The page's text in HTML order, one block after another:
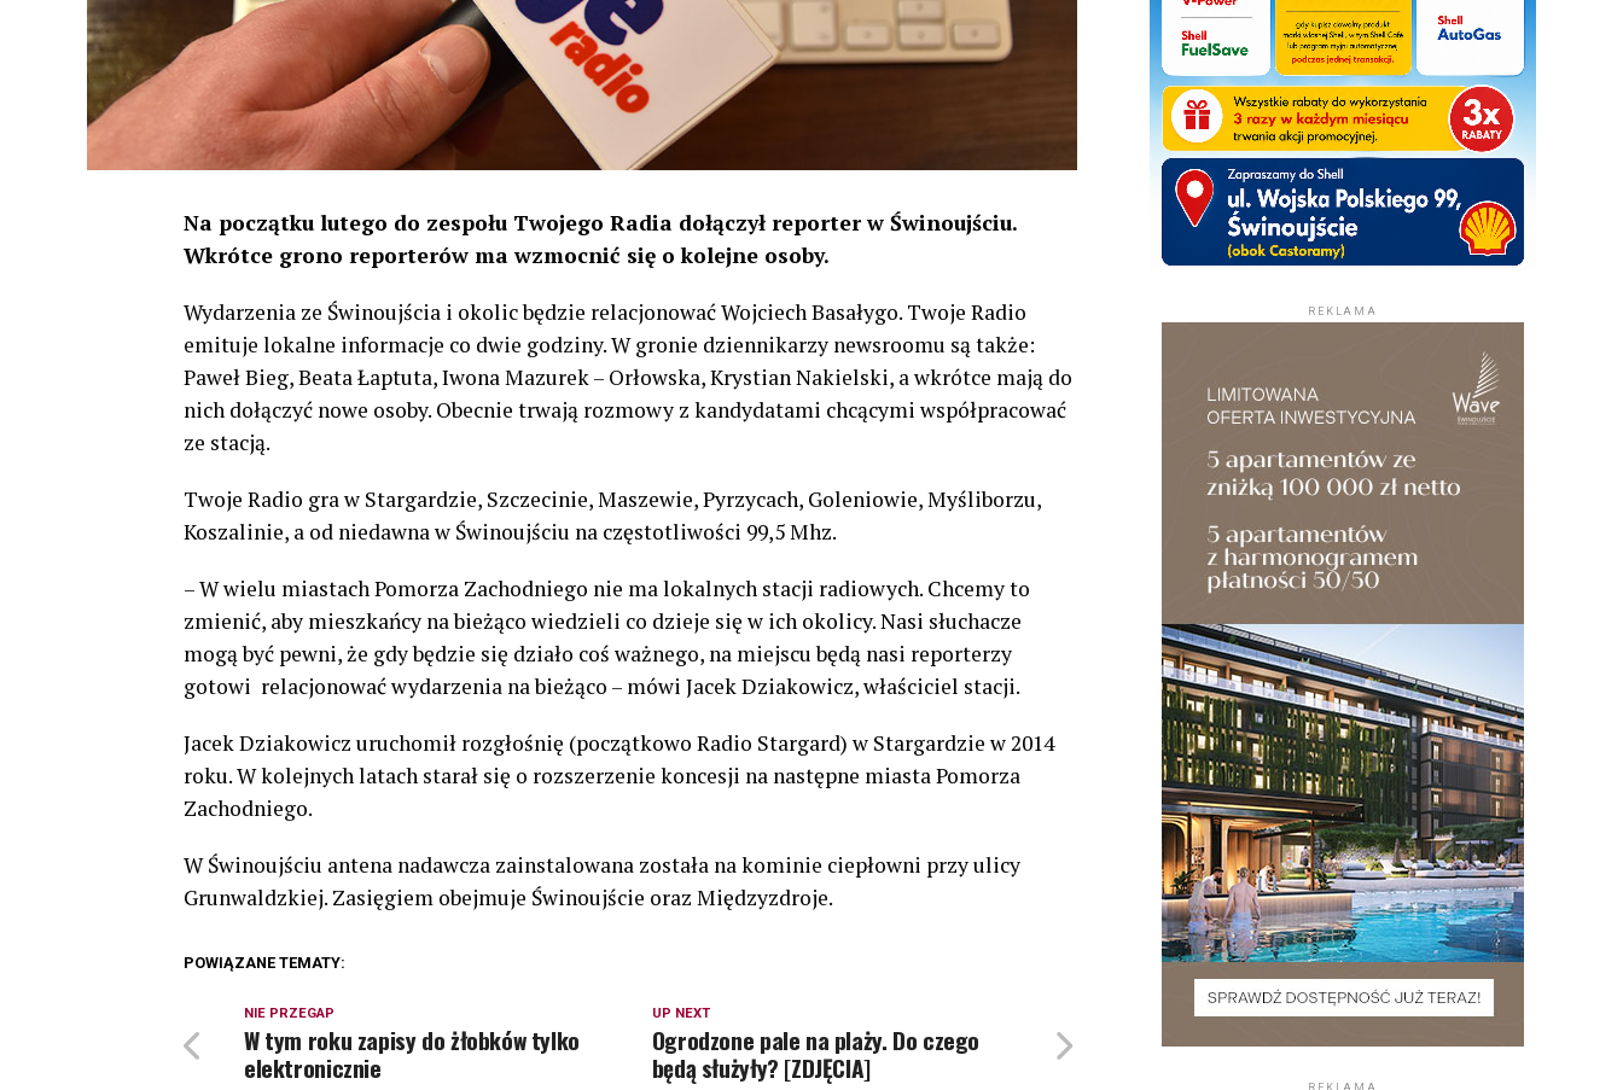
Na początku lutego do zespołu Twojego Radia dołączył reporter w Świnoujściu.
Wkrótce grono reporterów ma wzmocnić się o kolejne osoby.
Wydarzenia ze Świnoujścia i okolic będzie relacjonować Wojciech Basałygo. Twoje Radio
emituje lokalne informacje co dwie godziny. W gronie dziennikarzy newsroomu są także:
Paweł Bieg, Beata Łaptuta, Iwona Mazurek – Orłowska, Krystian Nakielski, a wkrótce mają do
nich dołączyć nowe osoby. Obecnie trwają rozmowy z kandydatami chcącymi współpracować
ze stacją.
Twoje Radio gra w Stargardzie, Szczecinie, Maszewie, Pyrzycach, Goleniowie, Myśliborzu,
Koszalinie, a od niedawna w Świnoujściu na częstotliwości 99,5 Mhz.
– W wielu miastach Pomorza Zachodniego nie ma lokalnych stacji radiowych. Chcemy to
zmienić, aby mieszkańcy na bieżąco wiedzieli co dzieje się w ich okolicy. Nasi słuchacze
mogą być pewni, że gdy będzie się działo coś ważnego, na miejscu będą nasi reporterzy
gotowi relacjonować wydarzenia na bieżąco – mówi Jacek Dziakowicz, właściciel stacji.
Jacek Dziakowicz uruchomił rozgłośnię (początkowo Radio Stargard) w Stargardzie w 2014
roku. W kolejnych latach starał się o rozszerzenie koncesji na następne miasta Pomorza
Zachodniego.
W Świnoujściu antena nadawcza zainstalowana została na kominie ciepłowni przy ulicy
Grunwaldzkiej. Zasięgiem obejmuje Świnoujście oraz Międzyzdroje.
POWIĄZANE TEMATY:
UP NEXT
Ogrodzone pale na plaży. Do czego
będą służyły? [ZDJĘCIA]
NIE PRZEGAP
W tym roku zapisy do żłobków tylko
elektronicznie
REKLAMA
REKLAMA